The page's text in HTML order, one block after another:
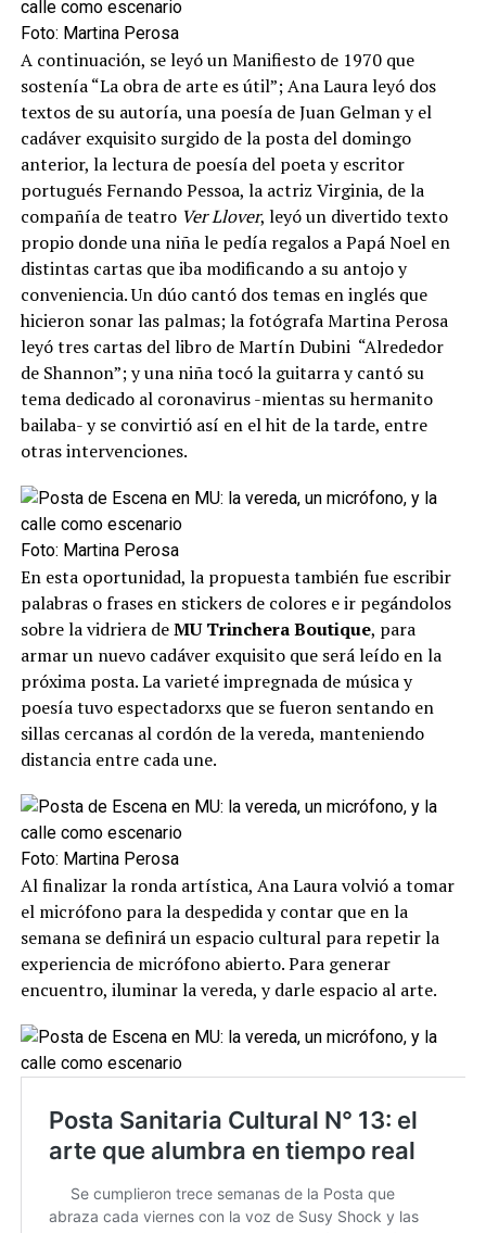
Foto: Martina Perosa
A continuación, se leyó un Manifiesto de 1970 que
sostenía “La obra de arte es útil”; Ana Laura leyó dos
textos de su autoría, una poesía de Juan Gelman y el
cadáver exquisito surgido de la posta del domingo
anterior, la lectura de poesía del poeta y escritor
portugués Fernando Pessoa, la actriz Virginia, de la
compañía de teatro Ver Llover, leyó un divertido texto
propio donde una niña le pedía regalos a Papá Noel en
distintas cartas que iba modificando a su antojo y
conveniencia. Un dúo cantó dos temas en inglés que
hicieron sonar las palmas; la fotógrafa Martina Perosa
leyó tres cartas del libro de Martín Dubini “Alrededor
de Shannon”; y una niña tocó la guitarra y cantó su
tema dedicado al coronavirus -mientas su hermanito
bailaba- y se convirtió así en el hit de la tarde, entre
otras intervenciones.
Foto: Martina Perosa
En esta oportunidad, la propuesta también fue escribir
palabras o frases en stickers de colores e ir pegándolos
sobre la vidriera deMU Trinchera Boutique, para
armar un nuevo cadáver exquisito que será leído en la
próxima posta. La varieté impregnada de música y
poesía tuvo espectadorxs que se fueron sentando en
sillas cercanas al cordón de la vereda, manteniendo
distancia entre cada une.
Foto: Martina Perosa
Al finalizar la ronda artística, Ana Laura volvió a tomar
el micrófono para la despedida y contar que en la
semana se definirá un espacio cultural para repetir la
experiencia de micrófono abierto. Para generar
encuentro, iluminar la vereda, y darle espacio al arte.